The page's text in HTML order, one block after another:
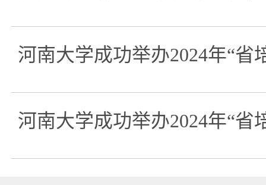
河南大学成功举办2024年“
河南大学成功举办2024年“